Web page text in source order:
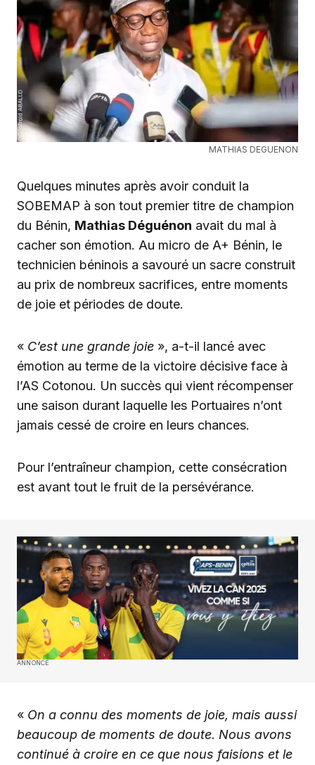
MATHIAS DEGUENON
Quelques minutes après avoir conduit la
SOBEMAP à son tout premier titre de champion
du Bénin, Mathias Déguénon avait du mal à
cacher son émotion. Au micro de A+ Bénin, le
technicien béninois a savouré un sacre construit
au prix de nombreux sacrifices, entre moments
de joie et périodes de doute.
« C’est une grande joie », a-t-il lancé avec
émotion au terme de la victoire décisive face à
l’AS Cotonou. Un succès qui vient récompenser
une saison durant laquelle les Portuaires n’ont
jamais cessé de croire en leurs chances.
Pour l’entraîneur champion, cette consécration
est avant tout le fruit de la persévérance.
ANNONCE
« On a connu des moments de joie, mais aussi
beaucoup de moments de doute. Nous avons
continué à croire en ce que nous faisions et le